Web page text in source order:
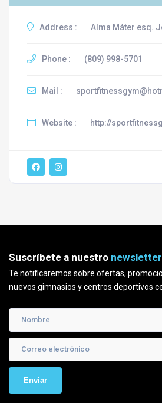
Address : Alma Máter esq.
Phone : (809) 998-5701
Mail :
Website : http://
Suscríbete a nuestro newsletter
Te notificaremos sobre ofertas,
nuevos gimnasios y centros deportivos